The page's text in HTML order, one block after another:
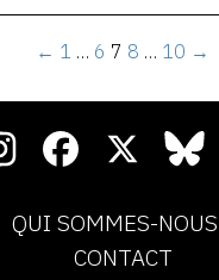
← 1 … 6 7 8 … 10 →
QUI SOMMES-
CONTACT